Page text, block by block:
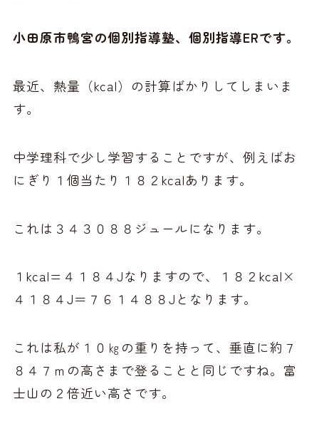
小田原市鴨宮の個別指導塾、個別指導ERです。
最近、熱量（kcal）の計算ばかりしてしまいま
す。
中学理科で少し学習することですが、例えばお
にぎり１個当たり１８２kcalあります。
これは３４３０８８ジュールになります。
１kcal=４１８４Jなりますので、１８２kcal×
４１８４J＝７６１４８８Jとなります。
これは私が１０㎏の重りを持って、垂直に約７
８４７ｍの高さまで登ることと同じですね。富
士山の２倍近い高さです。